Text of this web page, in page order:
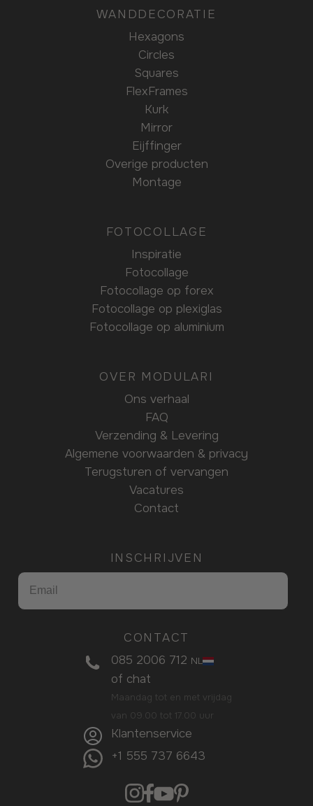
WANDDECORATIE
Hexagons
Circles
Squares
FlexFrames
Kurk
Mirror
Eijffinger
Overige producten
Montage
FOTOCOLLAGE
Inspiratie
Fotocollage
Fotocollage op forex
Fotocollage op plexiglas
Fotocollage op aluminium
OVER MODULARI
Ons verhaal
FAQ
Verzending & Levering
Algemene voorwaarden & privacy
Terugsturen of vervangen
Vacatures
Contact
INSCHRIJVEN
CONTACT
085 2006 712 NL
of chat
Maandag tot en met vrijdag
van 09.00 tot 17.00 uur
Klantenservice
+1 555 737 6643